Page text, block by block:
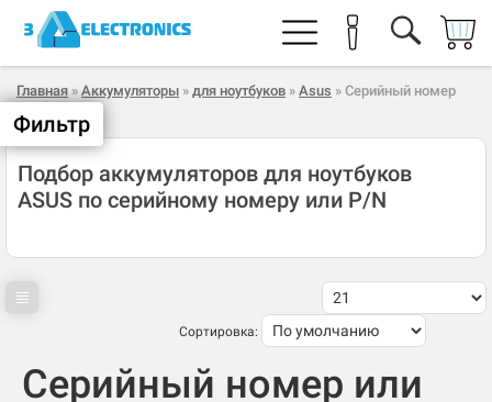
Главная » Аккумуляторы » для ноутбуков » Asus » Серийный номер
или P/N
Подбор аккумуляторов для ноутбуков
ASUS по серийному номеру или P/N
Сортировка:
Серийный номер или
Фильтр